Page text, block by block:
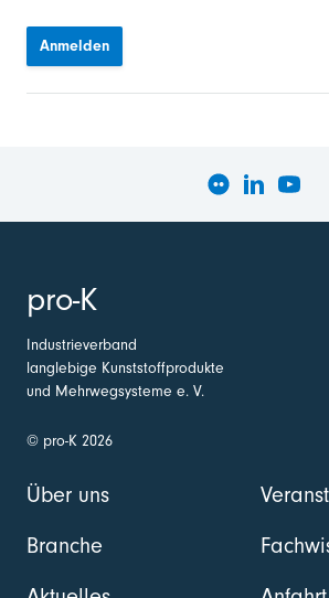
Anmelden
pro-K
Industrieverband
langlebige Kunststoffprodukte
und Mehrwegsysteme e. V.
© pro-K 2026
Über uns
Branche